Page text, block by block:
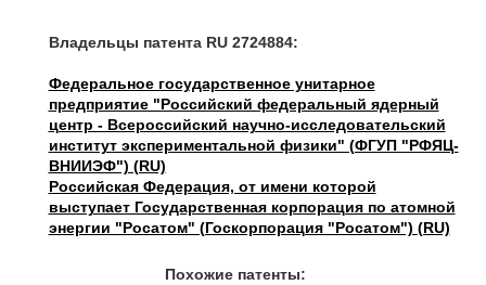
Владельцы патента RU 2724884:
Федеральное государственное унитарное
предприятие "Российский федеральный ядерный
центр - Всероссийский научно-исследовательский
институт экспериментальной физики" (ФГУП "РФЯЦ-
ВНИИЭФ") (RU)
Российская Федерация, от имени которой
выступает Государственная корпорация по атомной
энергии "Росатом" (Госкорпорация "Росатом") (RU)
Похожие патенты: